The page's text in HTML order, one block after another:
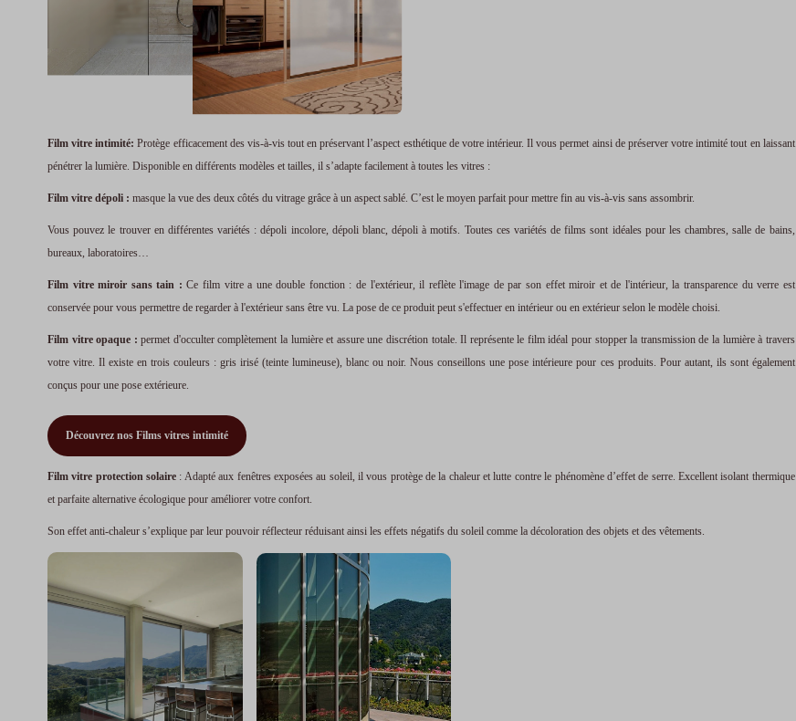
Film vitre intimité: Protège efficacement des vis-à-vis tout en préservant l’aspect esthétique de votre intérieur. Il vous permet ainsi de préserver votre intimité tout en laissant
pénétrer la lumière. Disponible en différents modèles et tailles, il s’adapte facilement à toutes les vitres :
Film vitre dépoli : masque la vue des deux côtés du vitrage grâce à un aspect sablé. C’est le moyen parfait pour mettre fin au vis-à-vis sans assombrir.
Vous pouvez le trouver en différentes variétés : dépoli incolore, dépoli blanc, dépoli à motifs. Toutes ces variétés de films sont idéales pour les chambres, salle de bains,
bureaux, laboratoires…
Film vitre miroir sans tain : Ce film vitre a une double fonction : de l'extérieur, il reflète l'image de par son effet miroir et de l'intérieur, la transparence du verre est
conservée pour vous permettre de regarder à l'extérieur sans être vu. La pose de ce produit peut s'effectuer en intérieur ou en extérieur selon le modèle choisi.
Film vitre opaque : permet d'occulter complètement la lumière et assure une discrétion totale. Il représente le film idéal pour stopper la transmission de la lumière à travers
votre vitre. Il existe en trois couleurs : gris irisé (teinte lumineuse), blanc ou noir. Nous conseillons une pose intérieure pour ces produits. Pour autant, ils sont également
conçus pour une pose extérieure.
Découvrez nos Films vitres intimité
Film vitre protection solaire : Adapté aux fenêtres exposées au soleil, il vous protège de la chaleur et lutte contre le phénomène d’effet de serre. Excellent isolant thermique
et parfaite alternative écologique pour améliorer votre confort.
Son effet anti-chaleur s’explique par leur pouvoir réflecteur réduisant ainsi les effets négatifs du soleil comme la décoloration des objets et des vêtements.